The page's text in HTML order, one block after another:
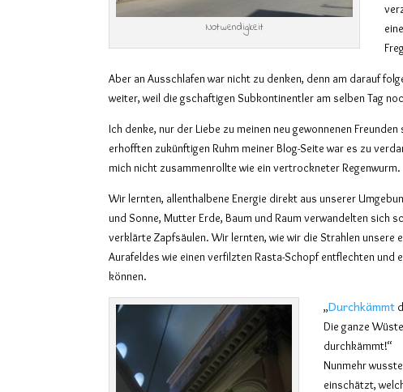
Notwendigkeit
Aber an Ausschlafen war nicht zu denken, denn am darauf
weiter, weil die gschaftigen Subkontinentler am selben Tag
Ich denke, nur der Liebe zu meinen neu gewonnenen Freunden
erhofften zukünftigen Ruhm meiner Blog-Seite war es zu
mich nicht zusammenrollte wie ein vertrockneter Regenwurm.
Wir lernten, allenthalbene Energie direkt aus unserer
und Sonne, Mutter Erde, Baum und Raum verwandelten sich
verklärte Zapfsäulen. Wir lernten, wie wir die Strahlen unsere
Aurafeldes wie einen verfilzten Rasta-Schopf entflechten und
können.
„Durchkämmt
Die ganze
durchkämmt!“
Nunmehr
einschätzt,